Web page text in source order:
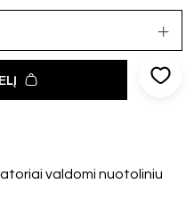
valdomi nuotoliniu